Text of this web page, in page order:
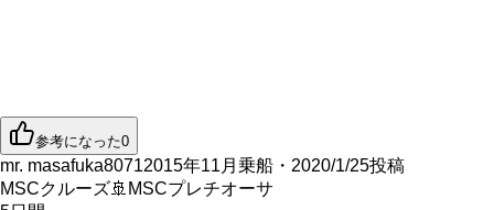
参考になった0
mr. masafuka80712015年11月乗船・2020/1/25投稿
MSCクルーズ🚢 MSCプレチオーサ